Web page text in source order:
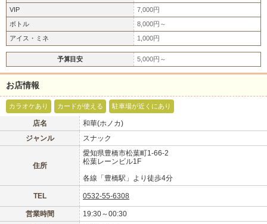
VIP
7,000円
ボトル
8,000円～
アイス・ミネ
1,000円
予算目安 5,000円～
お店情報
カラオケあり カードが使える 駐車場が近くにあり
店名
和華(ホノカ)
ジャンル
スナック
住所
愛知県豊橋市松葉町1-66-2
松葉レーンビル1F
各線「豊橋駅」より徒歩4分
TEL 0532-55-6308
営業時間
19:30～00:30
お店のURLをコピー
会員ログイン
店舗ログイン
北海道
甲信越
関東
東海 関西